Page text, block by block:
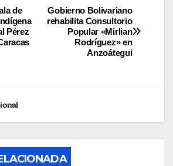
Gobierno Bolivariano
rehabilita Consultorio
Popular «Mirlian
Rodríguez» en
Anzoátegui
de
Pérez